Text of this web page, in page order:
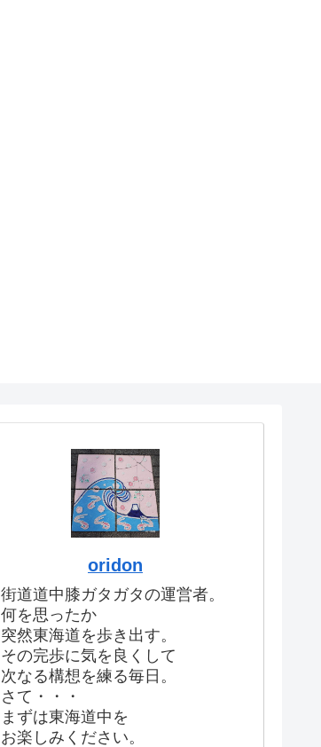
oridon
街道道中膝ガタガタの運営者。
何を思ったか
突然東海道を歩き出す。
その完歩に気を良くして
次なる構想を練る毎日。
さて・・・
まずは東海道中を
お楽しみください。